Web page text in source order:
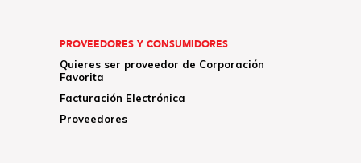
PROVEEDORES Y CONSUMIDORES
Quieres ser proveedor de Corporación
Favorita
Facturación Electrónica
Proveedores